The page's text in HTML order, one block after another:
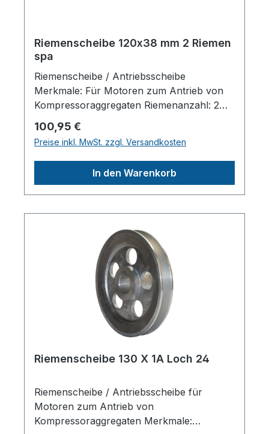
Riemenscheibe 120x38 mm 2 Riemen
spa
Riemenscheibe / Antriebsscheibe
Merkmale: Für Motoren zum Antrieb von
Kompressoraggregaten Riemenanzahl: 2
Wellendruchmesser zylindrisch: 38 mm
Material: Alu-GussHerstellerpro)SALES
GmbH, AEROTEC
KompressorenFerdinand-Porsche-Str. 16,
Regulärer Preis:
100,95 €
Preise inkl. MwSt. zzgl. Versandkosten
In den Warenkorb
Riemenscheibe 130 X 1A Loch 24
Riemenscheibe / Antriebsscheibe für
Motoren zum Antrieb von
Kompressoraggregaten Merkmale: